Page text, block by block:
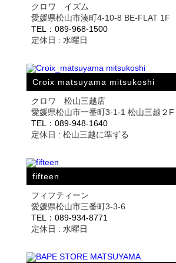
クロワ イズム
愛媛県松山市湊町4-10-8 BE-FLAT 1F
TEL：089-968-1500
定休日 : 水曜日
Croix matsuyama mitsukoshi
クロワ 松山三越店
愛媛県松山市一番町3-1-1 松山三越２F
TEL：089-948-1640
定休日 : 松山三越に準ずる
fifteen
フィフティーン
愛媛県松山市三番町3-3-6
TEL：089-934-8771
定休日 : 水曜日